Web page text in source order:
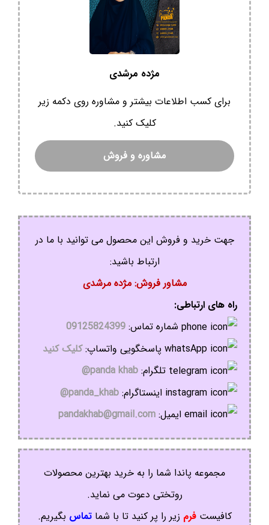
مژده مرشدی
برای کسب اطلاعات بیشتر و مشاوره روی دکمه زیر
کلیک کنید.
مشاوره و فروش
جهت خرید و فروش این محصول می توانید با ما در
ارتباط باشید:
مشاور فروش: مژده مرشدی
راه های ارتباطی:
شماره تماس: 09125824399
پاسخگویی واتساپ:کلیک کنید
تلگرام: panda khab@
اینستاگرام: panda_khab@
ایمیل: pandakhab@gmail.com
مجموعه پاندا شما را به خرید بهترین محصولات
روتختی دعوت می نماید.
کافیستفرم زیر را پر کنید تا با شماتماس بگیریم.